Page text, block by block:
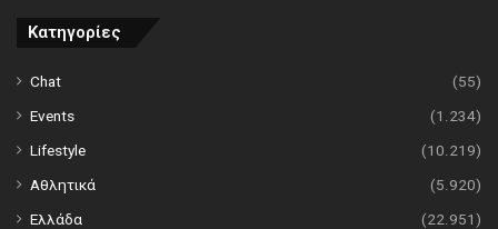
Κατηγορίες
Chat
(55)
Events
(1.234)
Lifestyle
(10.219)
Αθλητικά
(5.920)
Ελλάδα
(22.951)